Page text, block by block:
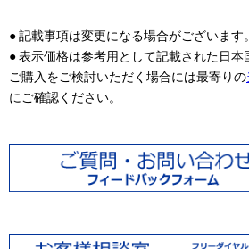
● 記載事項は変更になる場合がございます。
● 表示価格は参考用として記載された日本
ご購入をご検討いただく場合には最寄りの
にご確認ください。